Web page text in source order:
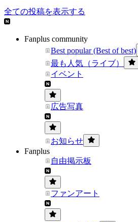
全ての投稿を表示する
Fanplus community
Best popular (Best of best)
最も人気（ライブ）
イベント
広告写真
お知らせ
Fanplus
自由掲示板
ファンアート